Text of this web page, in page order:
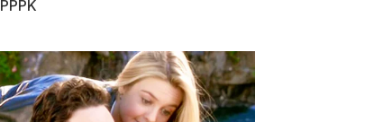
PPPK